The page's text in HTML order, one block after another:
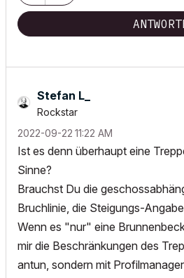
Stefan L_
Rockstar
‎2022-09-22 11:22 AM
Ist es denn überhaupt eine
Sinne?
Brauchst Du die
Bruchlinie, die Steigungs-
Wenn es "nur" eine
mir die Beschränkungen des
antun, sondern mit